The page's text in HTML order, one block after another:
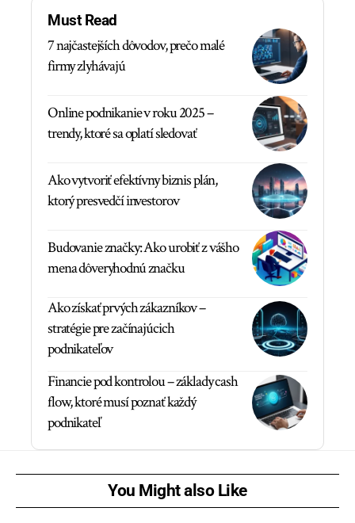
Must Read
7 najčastejších dôvodov, prečo malé
firmy zlyhávajú
Online podnikanie v roku 2025 –
trendy, ktoré sa oplatí sledovať
Ako vytvoriť efektívny biznis plán,
ktorý presvedčí investorov
Budovanie značky: Ako urobiť z vášho
mena dôveryhodnú značku
Ako získať prvých zákazníkov –
stratégie pre začínajúcich
podnikateľov
Financie pod kontrolou – základy cash
flow, ktoré musí poznať každý
podnikateľ
You Might also Like